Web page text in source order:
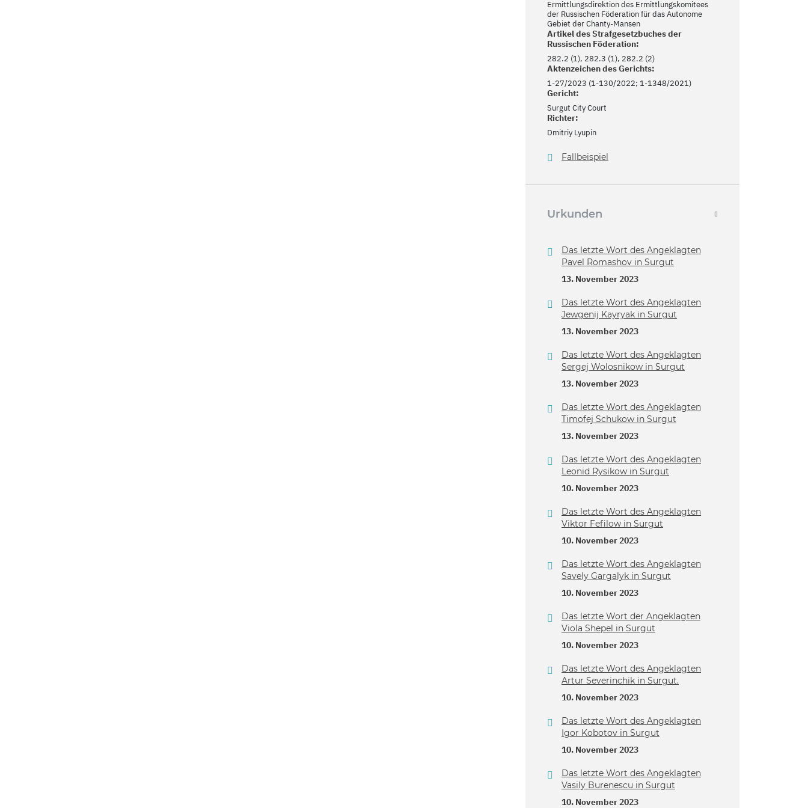
Ermittlungsdirektion des Ermittlungskomitees
der Russischen Föderation für das Autonome
Gebiet der Chanty-Mansen
Artikel des Strafgesetzbuches der
Russischen Föderation:
282.2 (1), 282.3 (1), 282.2 (2)
Aktenzeichen des Gerichts:
1-27/2023 (1-130/2022; 1-1348/2021)
Gericht:
Surgut City Court
Richter:
Dmitriy Lyupin
Fallbeispiel
Urkunden
Das letzte Wort des Angeklagten
Pavel Romashov in Surgut
13. November 2023
Das letzte Wort des Angeklagten
Jewgenij Kayryak in Surgut
13. November 2023
Das letzte Wort des Angeklagten
Sergej Wolosnikow in Surgut
13. November 2023
Das letzte Wort des Angeklagten
Timofej Schukow in Surgut
13. November 2023
Das letzte Wort des Angeklagten
Leonid Rysikow in Surgut
10. November 2023
Das letzte Wort des Angeklagten
Viktor Fefilow in Surgut
10. November 2023
Das letzte Wort des Angeklagten
Savely Gargalyk in Surgut
10. November 2023
Das letzte Wort der Angeklagten
Viola Shepel in Surgut
10. November 2023
Das letzte Wort des Angeklagten
Artur Severinchik in Surgut.
10. November 2023
Das letzte Wort des Angeklagten
Igor Kobotov in Surgut
10. November 2023
Das letzte Wort des Angeklagten
Vasily Burenescu in Surgut
10. November 2023